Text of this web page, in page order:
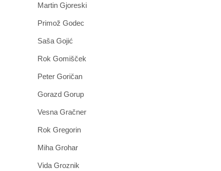
Martin Gjoreski
Primož Godec
Saša Gojić
Rok Gomišček
Peter Goričan
Gorazd Gorup
Vesna Gračner
Rok Gregorin
Miha Grohar
Vida Groznik